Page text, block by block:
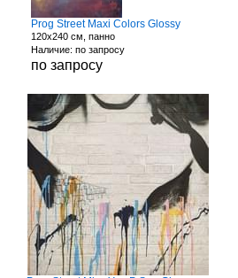
Prog Street Maxi Colors Glossy
120x240 см, панно
Наличие: по запросу
по запросу